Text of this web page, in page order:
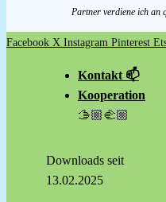
Partner verdiene ich an
Facebook X Instagram Pinterest
Kontakt 📫
Kooperation
🫱🏼‍🫲🏼
Downloads seit
13.02.2025